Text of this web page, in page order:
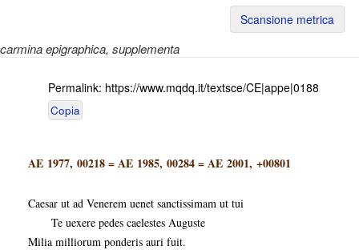
Scansione metrica
carmina epigraphica, supplementa
Permalink: https://www.mqdq.it/textsce/CE|appe|0188
Copia
AE 1977, 00218=AE 1985, 00284=AE 2001, +00801
Caesar ut ad Venerem uenet sanctissimam ut tui
Te uexere pedes caelestes Auguste
Milia milliorum ponderis auri fuit.